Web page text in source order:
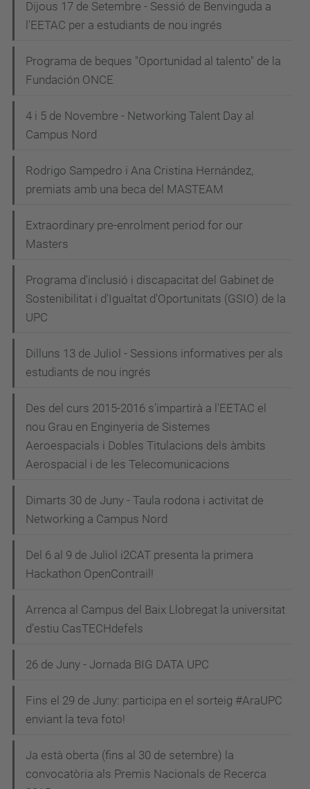
Dijous 17 de Setembre - Sessió de Benvinguda a
l'EETAC per a estudiants de nou ingrés
Programa de beques "Oportunidad al talento" de la
Fundación ONCE
4 i 5 de Novembre - Networking Talent Day al
Campus Nord
Rodrigo Sampedro i Ana Cristina Hernández,
premiats amb una beca del MASTEAM
Extraordinary pre-enrolment period for our
Masters
Programa d'inclusió i discapacitat del Gabinet de
Sostenibilitat i d'Igualtat d'Oportunitats (GSIO) de la
UPC
Dilluns 13 de Juliol - Sessions informatives per als
estudiants de nou ingrés
Des del curs 2015-2016 s'impartirà a l'EETAC el
nou Grau en Enginyeria de Sistemes
Aeroespacials i Dobles Titulacions dels àmbits
Aerospacial i de les Telecomunicacions
Dimarts 30 de Juny - Taula rodona i activitat de
Networking a Campus Nord
Del 6 al 9 de Juliol i2CAT presenta la primera
Hackathon OpenContrail!
Arrenca al Campus del Baix Llobregat la universitat
d’estiu CasTECHdefels
26 de Juny - Jornada BIG DATA UPC
Fins el 29 de Juny: participa en el sorteig #AraUPC
enviant la teva foto!
Ja està oberta (fins al 30 de setembre) la
convocatòria als Premis Nacionals de Recerca